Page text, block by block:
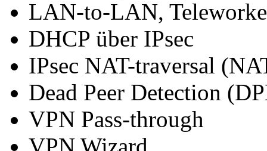
LAN-to-LAN,
DHCP über IPsec
IPsec NAT-traversal
Dead Peer Detection
VPN Pass-through
VPN Wizard